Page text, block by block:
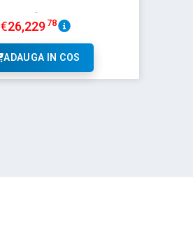
€26,229 78
ADAUGA IN COS